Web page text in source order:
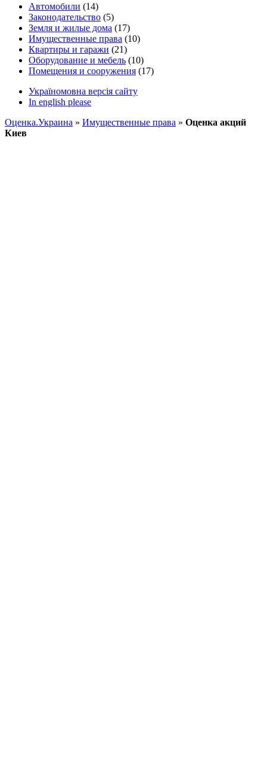
Автомобили (14)
Законодательство (5)
Земля и жилые дома (17)
Имущественные права (10)
Квартиры и гаражи (21)
Оборудование и мебель (10)
Помещения и сооружения (17)
Україномовна версія сайту
In english please
Оценка.Украина » Имущественные права » Оценка акций
Киев